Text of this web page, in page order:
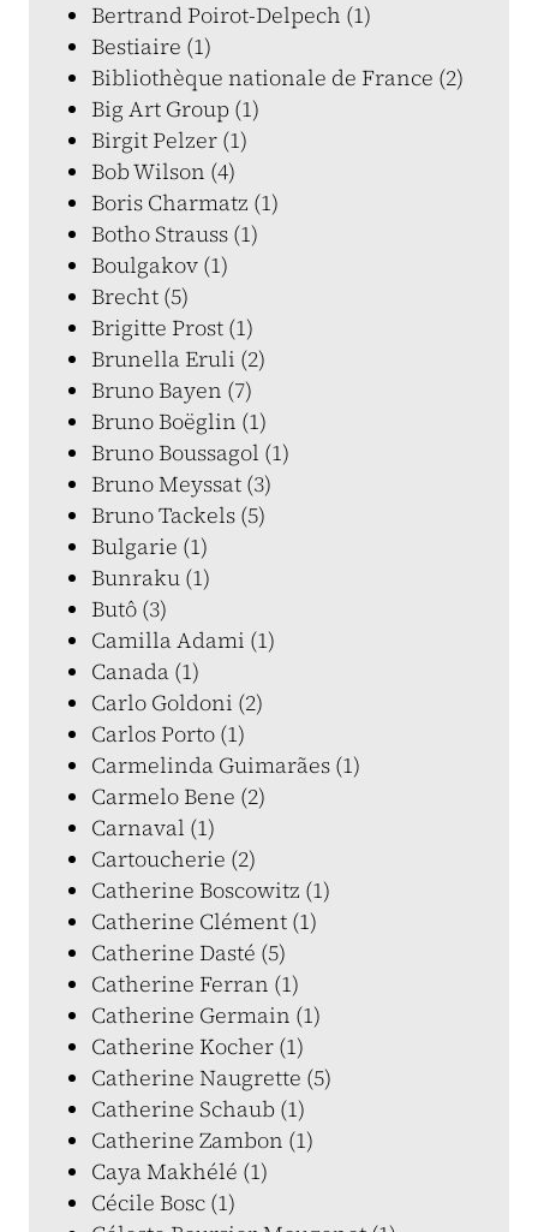
Bertrand Poirot-Delpech (1)
Bestiaire (1)
Bibliothèque nationale de France (2)
Big Art Group (1)
Birgit Pelzer (1)
Bob Wilson (4)
Boris Charmatz (1)
Botho Strauss (1)
Boulgakov (1)
Brecht (5)
Brigitte Prost (1)
Brunella Eruli (2)
Bruno Bayen (7)
Bruno Boëglin (1)
Bruno Boussagol (1)
Bruno Meyssat (3)
Bruno Tackels (5)
Bulgarie (1)
Bunraku (1)
Butô (3)
Camilla Adami (1)
Canada (1)
Carlo Goldoni (2)
Carlos Porto (1)
Carmelinda Guimarães (1)
Carmelo Bene (2)
Carnaval (1)
Cartoucherie (2)
Catherine Boscowitz (1)
Catherine Clément (1)
Catherine Dasté (5)
Catherine Ferran (1)
Catherine Germain (1)
Catherine Kocher (1)
Catherine Naugrette (5)
Catherine Schaub (1)
Catherine Zambon (1)
Caya Makhélé (1)
Cécile Bosc (1)